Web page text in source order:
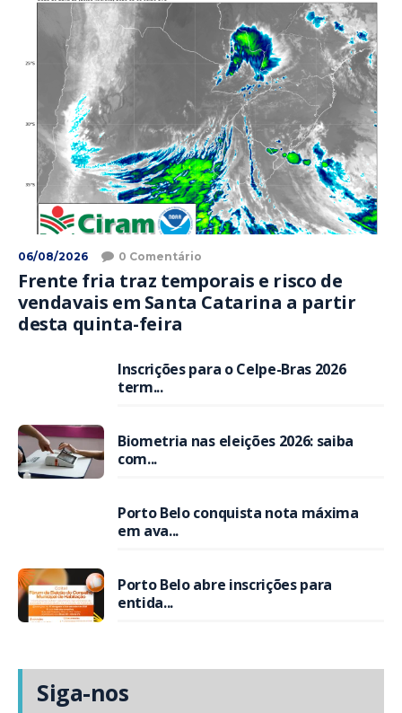
06/08/2026 0 Comentário
Frente fria traz temporais e risco de
vendavais em Santa Catarina a partir
desta quinta-feira
Inscrições para o Celpe-Bras 2026
term...
Biometria nas eleições 2026: saiba
com...
Porto Belo conquista nota máxima
em ava...
Porto Belo abre inscrições para
entida...
Siga-nos